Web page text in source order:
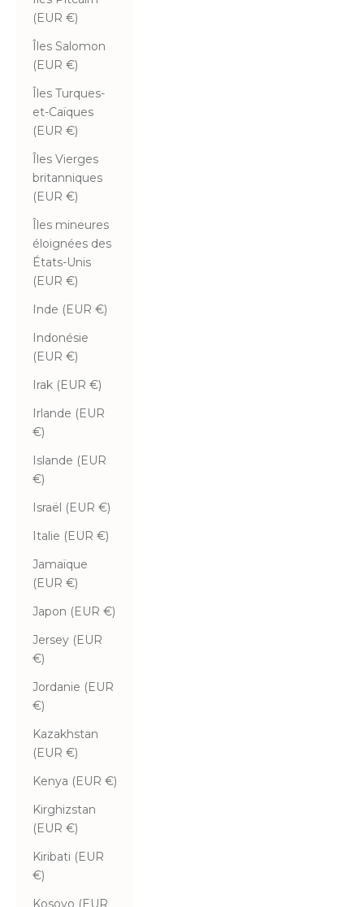
(EUR €)
Îles Salomon
(EUR €)
Îles Turques-
et-Caïques
(EUR €)
Îles Vierges
britanniques
(EUR €)
Îles mineures
éloignées des
États-Unis
(EUR €)
Inde (EUR €)
Indonésie
(EUR €)
Irak (EUR €)
Irlande (EUR
€)
Islande (EUR
€)
Israël (EUR €)
Italie (EUR €)
Jamaïque
(EUR €)
Japon (EUR €)
Jersey (EUR
€)
Jordanie (EUR
€)
Kazakhstan
(EUR €)
Kenya (EUR €)
Kirghizstan
(EUR €)
Kiribati (EUR
€)
Kosovo (EUR